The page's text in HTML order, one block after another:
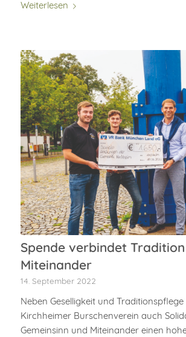
Weiterlesen
Spende verbindet
Miteinander
14. September 2022
Neben Geselligkeit und
Kirchheimer Burschenverein auch
Gemeinsinn und Miteinander einen